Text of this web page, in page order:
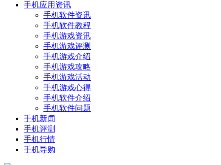
手机应用资讯
手机软件资讯
手机软件教程
手机游戏资讯
手机游戏评测
手机游戏介绍
手机游戏攻略
手机游戏活动
手机游戏心得
手机软件介绍
手机软件问题
手机新闻
手机评测
手机行情
手机导购